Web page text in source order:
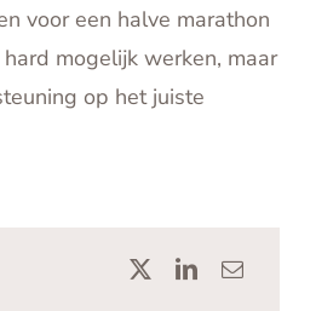
voor een halve marathon
mogelijk werken, maar
op het juiste